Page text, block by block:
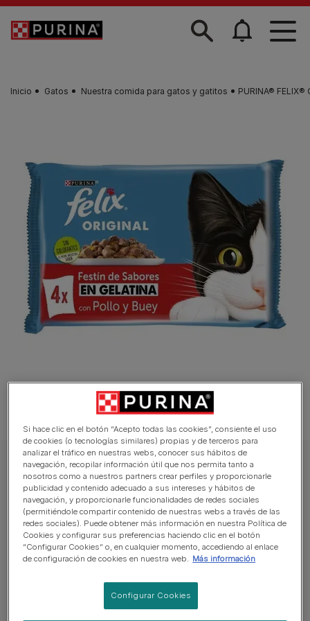
Skip to main content
Inicio Gatos Nuestra comida para gatos y gatitos PURINA®
FELIX® Gato Comida Húmeda
PURINA® FELIX® Original Festín de Sabores
en Gelatina
Sin reseñas aún
Los gatos conocen lo que quieren, especialmente a
Si hace clic en el botón “Acepto todas las cookies”, consiente el uso
de cookies (o tecnologías similares) propias y de terceros para
analizar el tráfico en nuestras webs, conocer sus hábitos de
navegación, recopilar información útil que nos permita tanto a
nosotros como a nuestros partners crear perfiles y proporcionarle
publicidad y contenido adecuado a sus intereses y hábitos de
navegación, y proporcionarle funcionalidades de redes sociales
(permitiéndole compartir contenido de nuestras webs a través de las
redes sociales). Puede obtener más información en nuestra Política de
Cookies y configurar sus preferencias haciendo clic en el botón
“Configurar Cookies” o, en cualquier momento, accediendo al enlace
de configuración de cookies en nuestra web. Más información
Configurar Cookies